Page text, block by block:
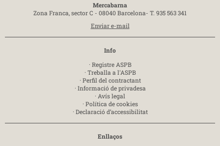
Mercabarna
Zona Franca, sector C - 08040 Barcelona- T. 935 563 341
Enviar e-mail
Info
· Registre ASPB
· Treballa a l'ASPB
· Perfil del contractant
· Informació de privadesa
· Avís legal
· Política de cookies
· Declaració d’accessibilitat
Enllaços